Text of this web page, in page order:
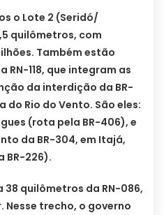
o Lote 2 (Seridó/
quilômetros, com
Também estão
118, que integram as
da interdição da BR-
do Rio do Vento. São eles:
(rota pela BR-406), e
da BR-304, em Itajá,
BR-226).
quilômetros da RN-086,
Nesse trecho, o governo